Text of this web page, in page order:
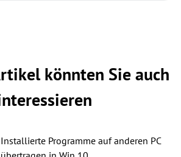
könnten Sie auch
Programme auf anderen PC